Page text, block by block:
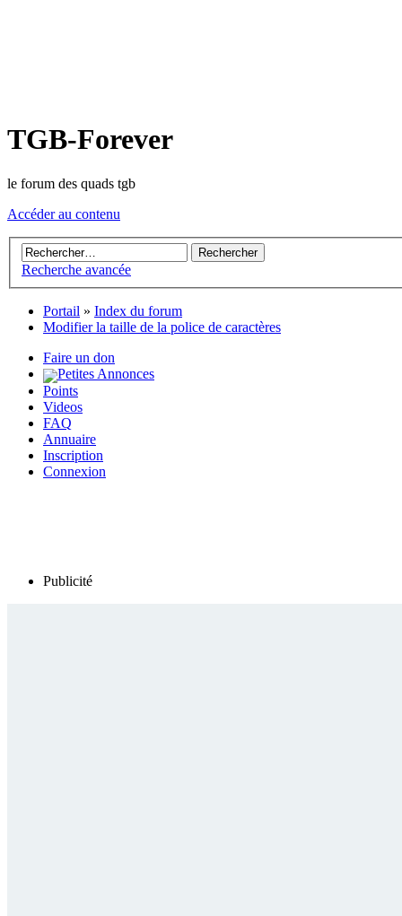
TGB-Forever
le forum des quads tgb
Accéder au contenu
Recherche avancée
Portail » Index du forum
Modifier la taille de la police de caractères
Faire un don
Petites Annonces
Points
Videos
FAQ
Annuaire
Inscription
Connexion
Publicité